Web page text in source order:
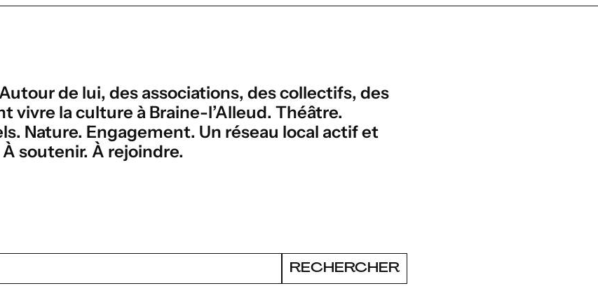
de lui, des associations, des collectifs, des
vivre la culture à Braine-l’Alleud. Théâtre.
Nature. Engagement. Un réseau local actif et
soutenir. À rejoindre.
RECHERCHER